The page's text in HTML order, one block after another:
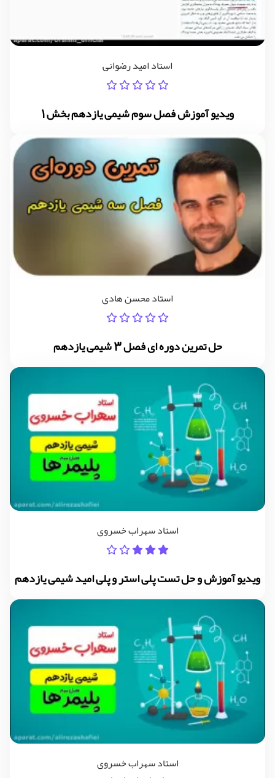
استاد امید رضوانی
ویدیو آموزش فصل سوم شیمی یازدهم بخش 1
استاد محسن هادی
حل تمرین دوره ای فصل 3 شیمی یازدهم
استاد سهراب خسروی
ویدیو آموزش و حل تست پلی استر و پلی امید شیمی یازدهم
استاد سهراب خسروی